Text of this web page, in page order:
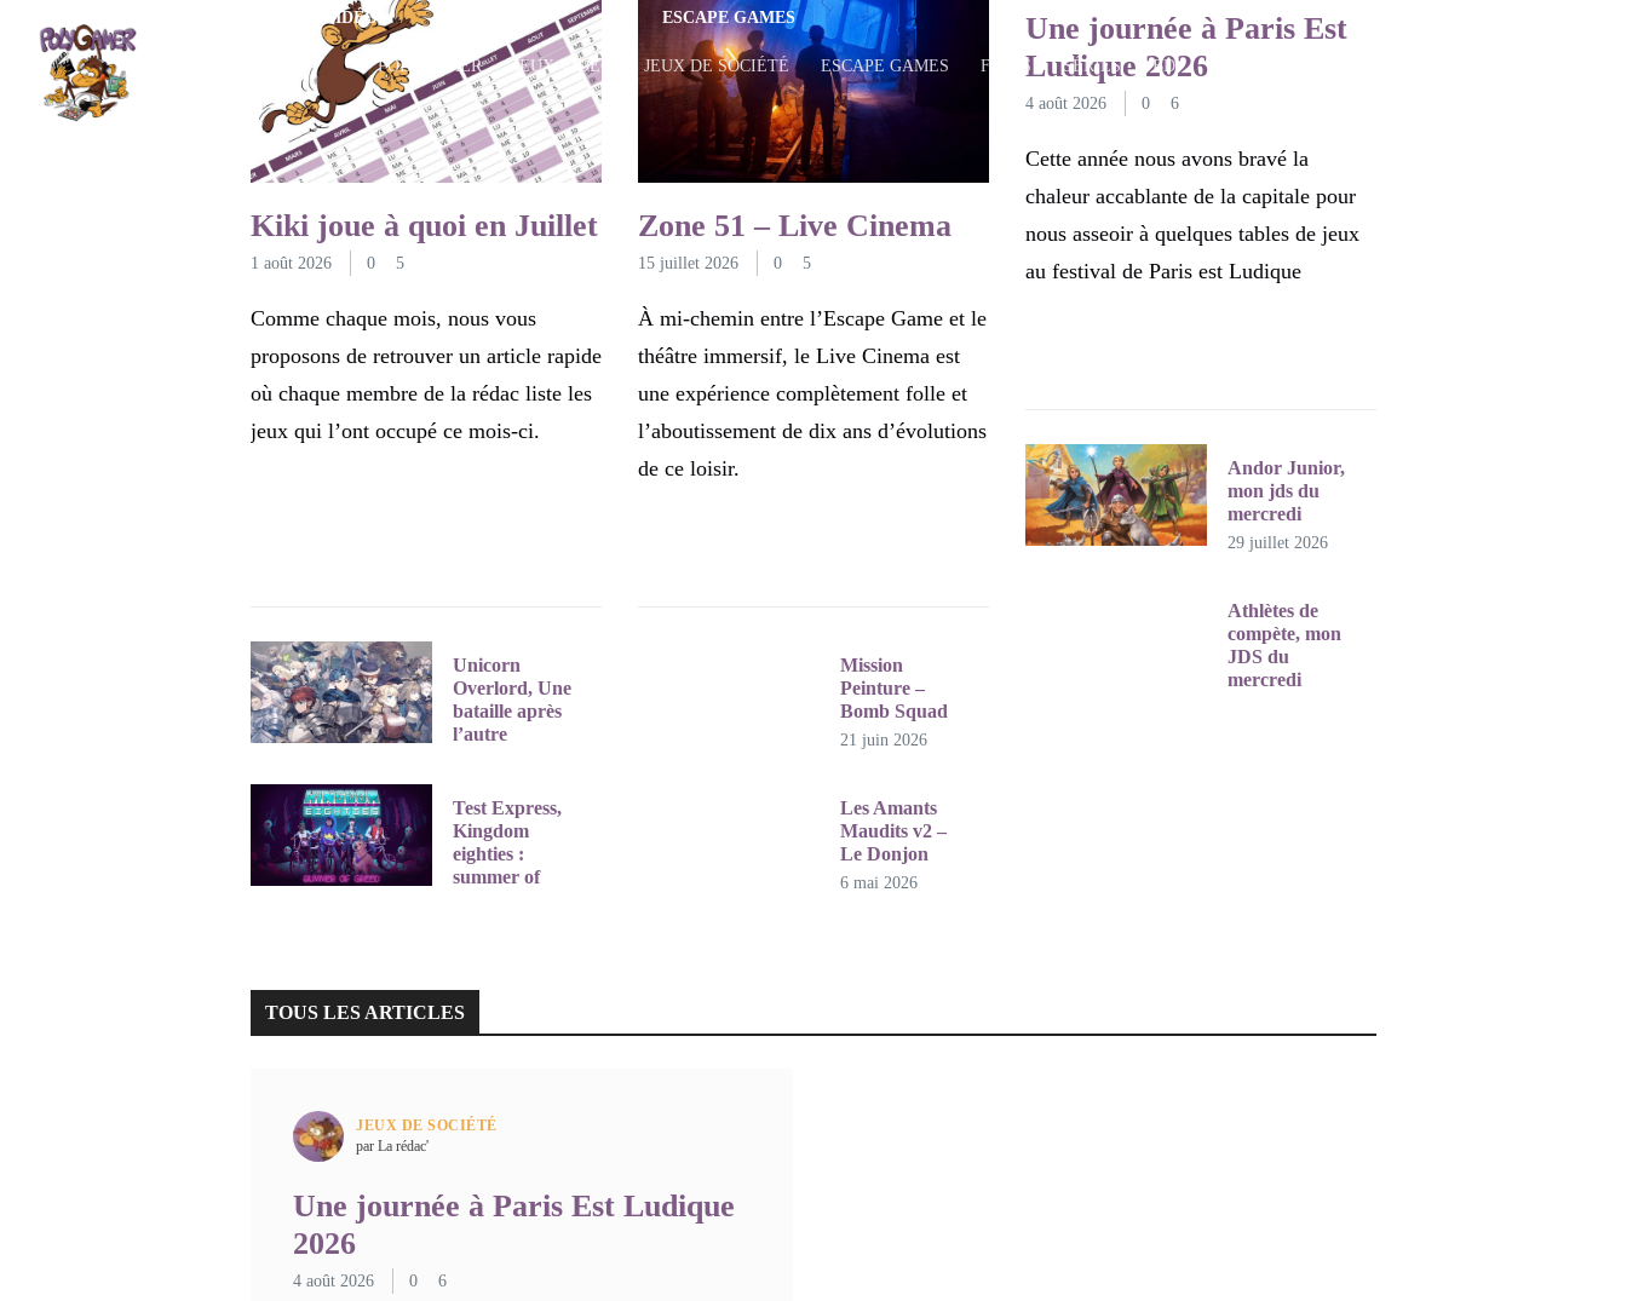
POLYGAMER JEUX VIDÉO JEUX DE SOCIÉTÉ ESCAPE GAMES FILMS SÉRIES BD TOUT
JEUX VIDÉO
Kiki joue à quoi en Juillet
1 août 2026 0 5
Comme chaque mois, nous vous
proposons de retrouver un article rapide
où chaque membre de la rédac liste les
jeux qui l’ont occupé ce mois-ci.
Unicorn
Overlord, Une
bataille après
l’autre
Test Express,
Kingdom
eighties :
summer of
ESCAPE GAMES
Zone 51 – Live Cinema
15 juillet 2026 0 5
À mi-chemin entre l’Escape Game et le
théâtre immersif, le Live Cinema est
une expérience complètement folle et
l’aboutissement de dix ans d’évolutions
de ce loisir.
Mission
Peinture –
Bomb Squad
21 juin 2026
Les Amants
Maudits v2 –
Le Donjon
6 mai 2026
JEUX DE SOCIÉTÉ
Une journée à Paris Est
Ludique 2026
4 août 2026 0 6
Cette année nous avons bravé la
chaleur accablante de la capitale pour
nous asseoir à quelques tables de jeux
au festival de Paris est Ludique
Andor Junior,
mon jds du
mercredi
29 juillet 2026
Athlètes de
compète, mon
JDS du
mercredi
TOUS LES ARTICLES
JEUX DE SOCIÉTÉ
par La rédac'
Une journée à Paris Est Ludique
2026
4 août 2026 0 6